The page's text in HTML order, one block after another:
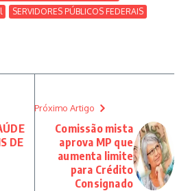
SERVIDORES PÚBLICOS FEDERAIS
DE
Próximo Artigo
Comissão mista
aprova MP que
aumenta limite
para Crédito
Consignado